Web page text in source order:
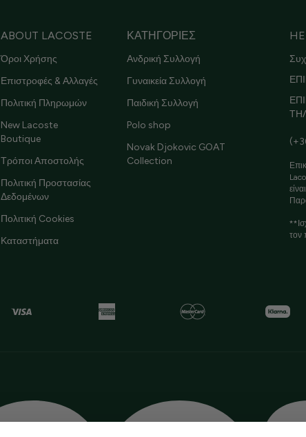
ABOUT LACOSTE
Όροι Χρήσης
Επιστροφές & Αλλαγές
Πολιτική Πληρωμών
New Lacoste
Boutique
Τρόποι Αποστολής
Πολιτική Προστασίας
Δεδομένων
Πολιτική Cookies
Καταστήματα
ΚΑΤΗΓΟΡΙΕΣ
Ανδρική Συλλογή
Γυναικεία Συλλογή
Παιδική Συλλογή
Polo shop
Novak Djokovic GOAT
Collection
τον